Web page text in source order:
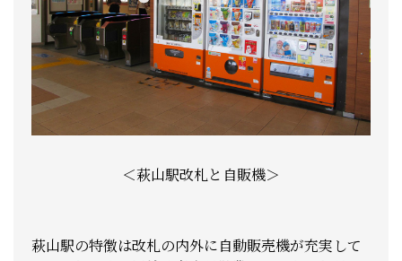
＜萩山駅改札と自販機＞
萩山駅の特徴は改札の内外に自動販売機が充実して